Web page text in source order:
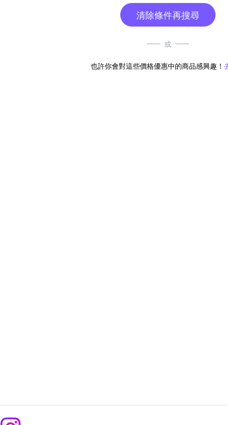
清除條件再搜尋
或
也許你會對這些價格優惠中的商品感興趣！